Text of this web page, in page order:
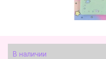
В наличии